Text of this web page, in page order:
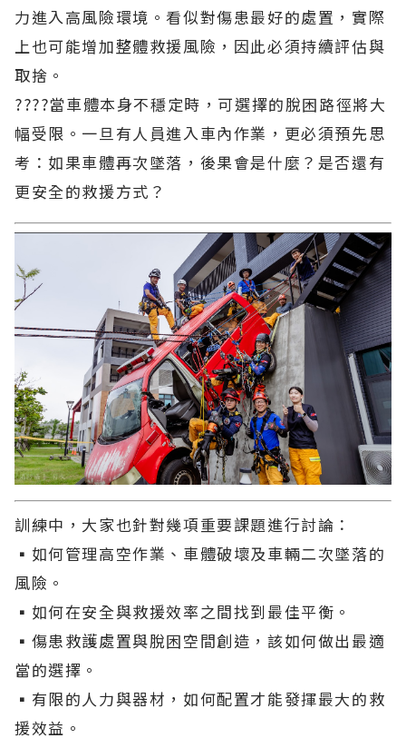
力進入高風險環境。看似對傷患最好的處置，實際
上也可能增加整體救援風險，因此必須持續評估與
取捨。
????當車體本身不穩定時，可選擇的脫困路徑將大
幅受限。一旦有人員進入車內作業，更必須預先思
考：如果車體再次墜落，後果會是什麼？是否還有
更安全的救援方式？
訓練中，大家也針對幾項重要課題進行討論：
▪️如何管理高空作業、車體破壞及車輛二次墜落的
風險。
▪️如何在安全與救援效率之間找到最佳平衡。
▪️傷患救護處置與脫困空間創造，該如何做出最適
當的選擇。
▪️有限的人力與器材，如何配置才能發揮最大的救
援效益。